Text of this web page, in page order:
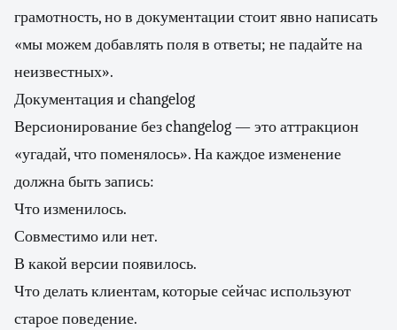
грамотность, но в документации стоит явно написать
«мы можем добавлять поля в ответы; не падайте на
неизвестных».
Документация и changelog
Версионирование без changelog — это аттракцион
«угадай, что поменялось». На каждое изменение
должна быть запись:
Что изменилось.
Совместимо или нет.
В какой версии появилось.
Что делать клиентам, которые сейчас используют
старое поведение.